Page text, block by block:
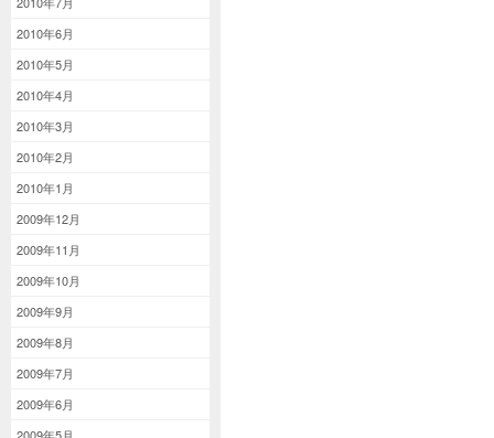
2010年6月
2010年5月
2010年4月
2010年3月
2010年2月
2010年1月
2009年12月
2009年11月
2009年10月
2009年9月
2009年8月
2009年7月
2009年6月